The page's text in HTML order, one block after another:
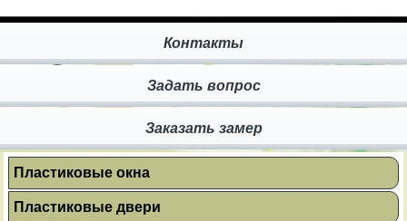
Контакты
Задать вопрос
Заказать замер
Пластиковые окна
Пластиковые двери